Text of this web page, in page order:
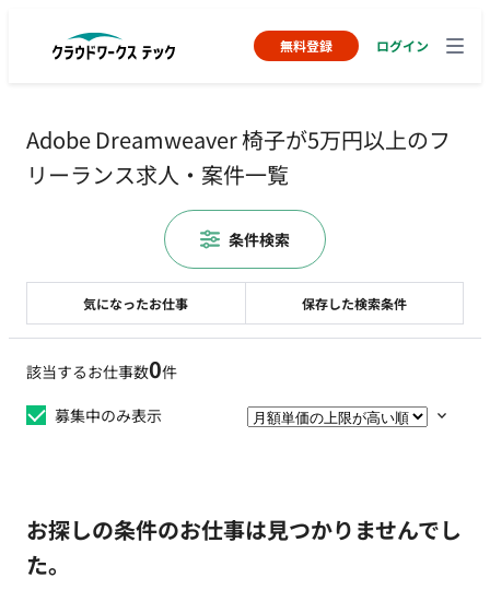
無料登録 ログイン
Adobe Dreamweaver 椅子が5万円以上のフ
リーランス求人・案件一覧
該当するお仕事数0件
募集中のみ表示
お探しの条件のお仕事は見つかりませんでし
た。
気になったお仕事 保存した検索条件
条件検索